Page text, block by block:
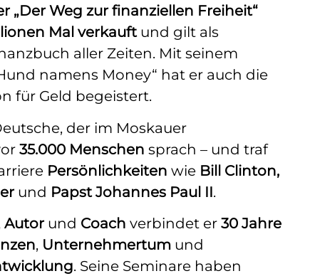
„Der Weg zur finanziellen Freiheit“
Mal verkauftund gilt als
aller Zeiten. Mit seinem
namens Money“ hat er auch die
für Geld begeistert.
der im Moskauer
35.000 Menschen sprach – und traf
Persönlichkeiten wie Bill Clinton,
und Papst Johannes Paul II.
Autor und Coach verbindet er30 Jahre
, Unternehmertum und
. Seine Seminare haben